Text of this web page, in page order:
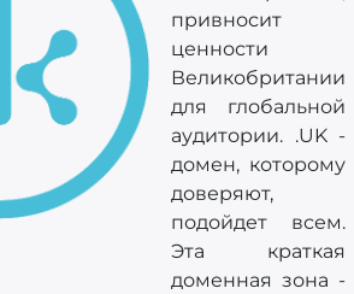
привносит
ценности
Великобритании
для глобальной
аудитории. .UK -
домен, которому
доверяют,
подойдет всем.
Эта краткая
доменная зона -